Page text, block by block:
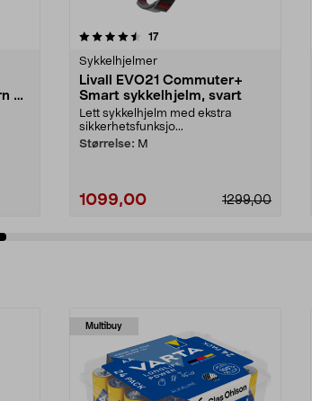
og
17anmeldelser
Sykkelhjelmer
Livall EVO21 Commuter+
Smart sykkelhjelm, svart
Lett sykkelhjelm med ekstra
sikkerhetsfunksjo...
Størrelse: M
1099,00 1299,00
4.5 av 5 stjerner
Multibuy